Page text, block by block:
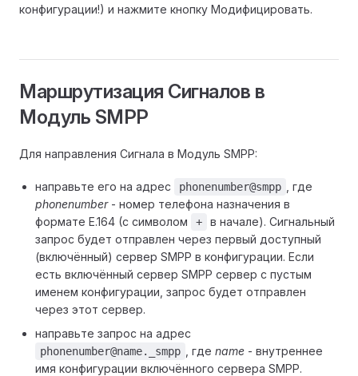
конфигурации!) и нажмите кнопку Модифицировать.
Маршрутизация Сигналов в
Модуль SMPP
Для направления Сигнала в Модуль SMPP:
направьте его на адрес phonenumber@smpp
, где
phonenumber- номер телефона назначения в
формате E.164 (с символом
+
в начале). Сигнальный
запрос будет отправлен через первый доступный
(включённый) сервер SMPP в конфигурации. Если
есть включённый сервер SMPP сервер с пустым
именем конфигурации, запрос будет отправлен
через этот сервер.
направьте запрос на адрес
phonenumber@name._smpp , где name - внутреннее
имя конфигурации включённого сервера SMPP.